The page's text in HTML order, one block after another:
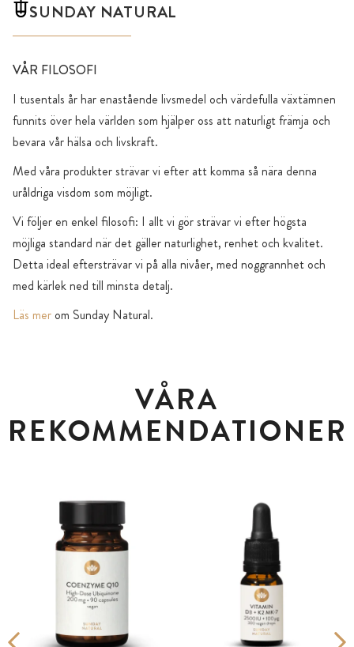
SUNDAY NATURAL
VÅR FILOSOFI
I tusentals år har enastående livsmedel och värdefulla växtämnen
funnits över hela världen som hjälper oss att naturligt främja och
bevara vår hälsa och livskraft.
Med våra produkter strävar vi efter att komma så nära denna
uråldriga visdom som möjligt.
Vi följer en enkel filosofi: I allt vi gör strävar vi efter högsta
möjliga standard när det gäller naturlighet, renhet och kvalitet.
Detta ideal eftersträvar vi på alla nivåer, med noggrannhet och
med kärlek ned till minsta detalj.
Läs mer om Sunday Natural.
VÅRA
REKOMMENDATIONER